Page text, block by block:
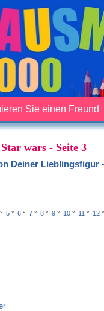
Sie einen Freund
Star wars - Seite 3
Deiner Lieblingsfigur
5° 6° 7° 8° 9° 10° 11 ° 12°